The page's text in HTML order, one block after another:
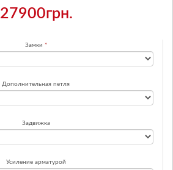
27900грн.
Замки
Дополнительная петля
Задвижка
Усиление арматурой